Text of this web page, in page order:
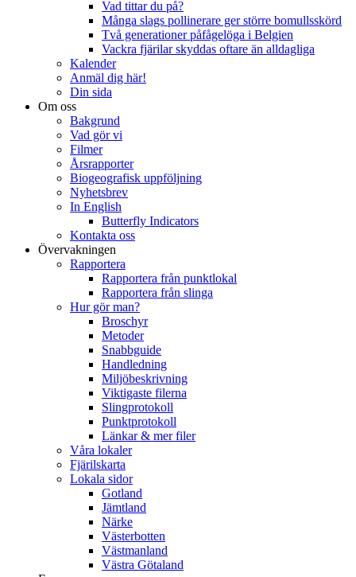
Vad tittar du på?
Många slags pollinerare ger större bomullsskörd
Två generationer påfågelöga i Belgien
Vackra fjärilar skyddas oftare än alldagliga
Kalender
Anmäl dig här!
Din sida
Om oss
Bakgrund
Vad gör vi
Filmer
Årsrapporter
Biogeografisk uppföljning
Nyhetsbrev
In English
Butterfly Indicators
Kontakta oss
Övervakningen
Rapportera
Rapportera från punktlokal
Rapportera från slinga
Hur gör man?
Broschyr
Metoder
Snabbguide
Handledning
Miljöbeskrivning
Viktigaste filerna
Slingprotokoll
Punktprotokoll
Länkar & mer filer
Våra lokaler
Fjärilskarta
Lokala sidor
Gotland
Jämtland
Närke
Västerbotten
Västmanland
Västra Götaland